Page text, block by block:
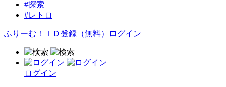
#探索
#レトロ
ふりーむ！ＩＤ登録（無料） ログイン
ログイン